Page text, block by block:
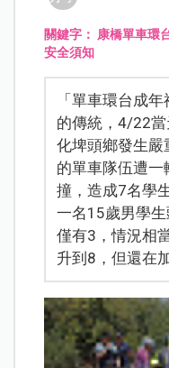
關鍵字： 康橋單車環
安全須知
「單車環台成
的傳統，4/22
化埤頭鄉發生
的單車隊伍遭
撞，造成7名學
一名15歲男學
僅有3，情況相
升到8，但還在